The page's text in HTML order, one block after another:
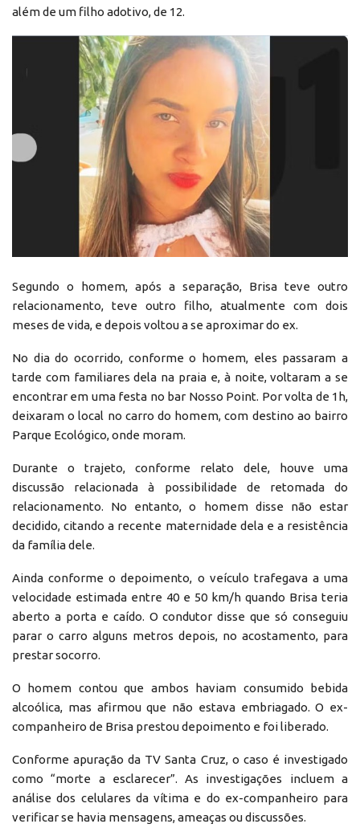
além de um filho adotivo, de 12.
Segundo o homem, após a separação, Brisa teve outro
relacionamento, teve outro filho, atualmente com dois
meses de vida, e depois voltou a se aproximar do ex.
No dia do ocorrido, conforme o homem, eles passaram a
tarde com familiares dela na praia e, à noite, voltaram a se
encontrar em uma festa no bar Nosso Point. Por volta de 1h,
deixaram o local no carro do homem, com destino ao bairro
Parque Ecológico, onde moram.
Durante o trajeto, conforme relato dele, houve uma
discussão relacionada à possibilidade de retomada do
relacionamento. No entanto, o homem disse não estar
decidido, citando a recente maternidade dela e a resistência
da família dele.
Ainda conforme o depoimento, o veículo trafegava a uma
velocidade estimada entre 40 e 50 km/h quando Brisa teria
aberto a porta e caído. O condutor disse que só conseguiu
parar o carro alguns metros depois, no acostamento, para
prestar socorro.
O homem contou que ambos haviam consumido bebida
alcoólica, mas afirmou que não estava embriagado. O ex-
companheiro de Brisa prestou depoimento e foi liberado.
Conforme apuração da TV Santa Cruz, o caso é investigado
como “morte a esclarecer”. As investigações incluem a
análise dos celulares da vítima e do ex-companheiro para
verificar se havia mensagens, ameaças ou discussões.